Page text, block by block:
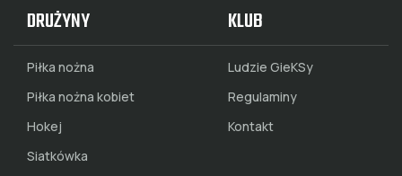
DRUŻYNY
Piłka nożna
Piłka nożna kobiet
Hokej
Siatkówka
KLUB
Ludzie GieKSy
Regulaminy
Kontakt